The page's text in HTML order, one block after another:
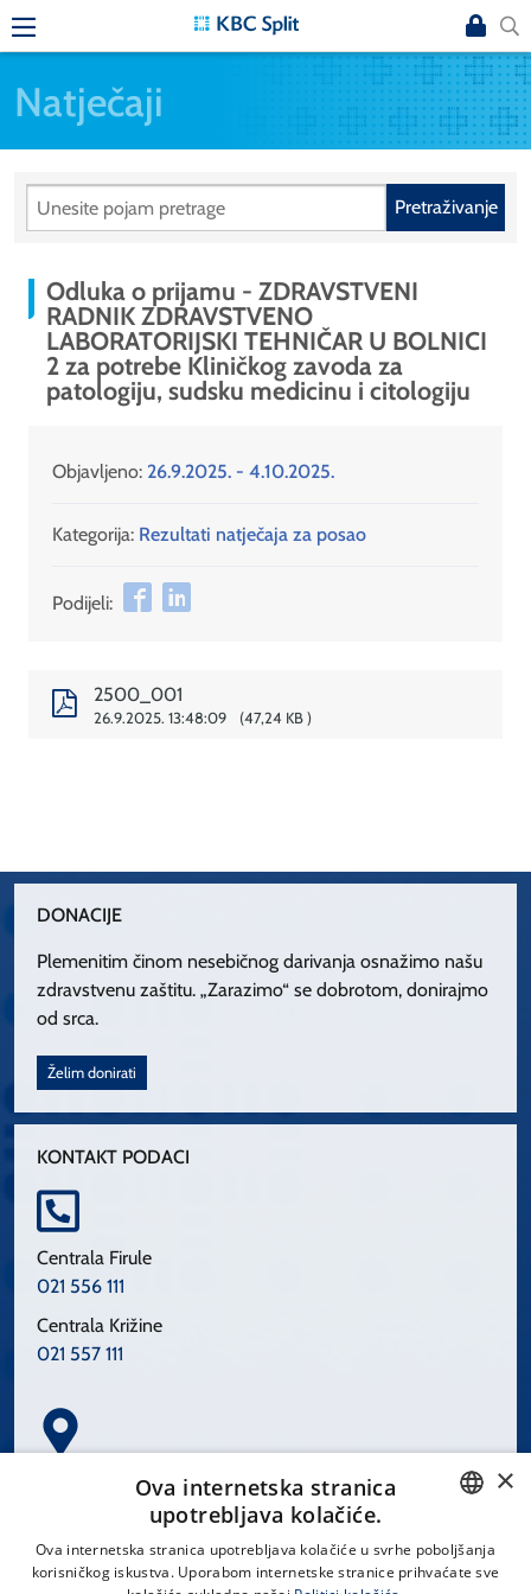
Natječaji
Pretraživanje
Odluka o prijamu - ZDRAVSTVENI
RADNIK ZDRAVSTVENO
LABORATORIJSKI TEHNIČAR U BOLNICI
2 za potrebe Kliničkog zavoda za
patologiju, sudsku medicinu i citologiju
Objavljeno: 26.9.2025. - 4.10.2025.
Kategorija: Rezultati natječaja za posao
Podijeli:
2500_001
26.9.2025. 13:48:09 47,24 KB
DONACIJE
Plemenitim činom nesebičnog darivanja osnažimo našu
zdravstvenu zaštitu. „Zarazimo“ se dobrotom, donirajmo
od srca.
Želim donirati
KONTAKT PODACI
Centrala Firule
021 556 111
Centrala Križine
021 557 111
Spinčićeva 1, 21000 Split
CROATIAN
×
Ova internetska stranica
upotrebljava kolačiće.
Ova internetska stranica upotrebljava kolačiće u svrhe poboljšanja
korisničkog iskustva. Uporabom internetske stranice prihvaćate sve